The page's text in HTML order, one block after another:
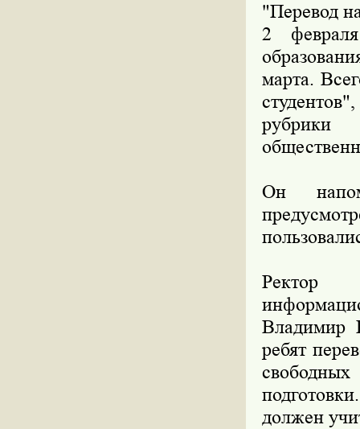
"Перевод
2
марта.
рубрики
Он
Ректор
Владимир
ребят
должен